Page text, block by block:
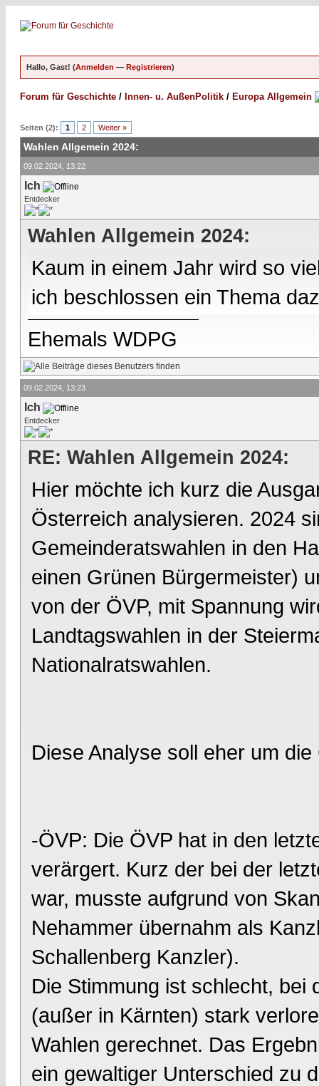
Hallo, Gast! (Anmelden — Registrieren)
Forum für Geschichte / Innen- u. AußenPolitik / Europa Allgemein
Seiten (2): 1 2 Weiter »
Wahlen Allgemein 2024:
09.02.2024, 13:22
Ich
Entdecker
Wahlen Allgemein 2024:
Kaum in einem Jahr wird so
ich beschlossen ein Thema
Ehemals WDPG
09.02.2024, 13:23
Ich
Entdecker
RE: Wahlen Allgemein 2024:
Hier möchte ich kurz die
Österreich analysieren. 2024
Gemeinderatswahlen in den
einen Grünen Bürgermeister)
von der ÖVP, mit Spannung
Landtagswahlen in der
Nationalratswahlen.
Diese Analyse soll eher um
-ÖVP: Die ÖVP hat in den
verärgert. Kurz der bei der
war, musste aufgrund von
Nehammer übernahm als
Schallenberg Kanzler).
Die Stimmung ist schlecht, bei
(außer in Kärnten) stark
Wahlen gerechnet. Das
ein gewaltiger Unterschied zu